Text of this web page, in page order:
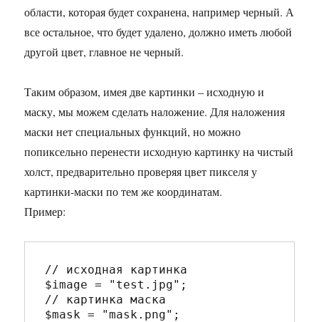
области, которая будет сохранена, например черный. А
все остальное, что будет удалено, должно иметь любой
другой цвет, главное не черный.
Таким образом, имея две картинки – исходную и
маску, мы можем сделать наложение. Для наложения
маски нет специальных функций, но можно
попиксельно перенести исходную картинку на чистый
холст, предварительно проверяя цвет пикселя у
картинки-маски по тем же координатам.
Пример:
// исходная картинка
$image = "test.jpg";
// картинка маска
$mask = "mask.png";